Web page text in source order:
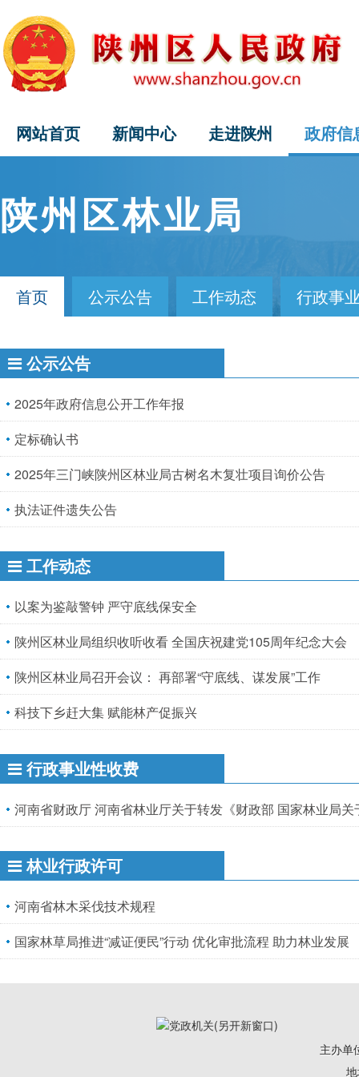
网站首页 新闻中心 走进陕州 政府信
陕州区林业局
首页 公示公告 工作动态 行政事
公示公告
2025年政府信息公开工作年报
定标确认书
2025年三门峡陕州区林业局古树名木复壮项目询价公告
执法证件遗失公告
工作动态
以案为鉴敲警钟 严守底线保安全
陕州区林业局组织收听收看 全国庆祝建党105周年纪念大会
陕州区林业局召开会议： 再部署“守底线、谋发展”工作
科技下乡赶大集 赋能林产促振兴
行政事业性收费
林业行政许可
河南省林木采伐技术规程
国家林草局推进“减证便民”行动 优化审批流程 助力林业发展
主办单